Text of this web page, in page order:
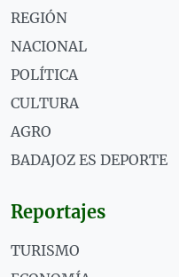
REGIÓN
NACIONAL
POLÍTICA
CULTURA
AGRO
BADAJOZ ES DEPORTE
Reportajes
TURISMO